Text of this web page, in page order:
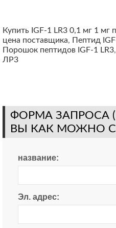
Купить IGF-1 LR3 0,1 мг 1 мг
цена поставщика, Пептид
Порошок пептидов IGF-1 LR3,
ЛР3
ФОРМА ЗАПРОСА
ВЫ КАК МОЖНО
название:
Эл. адрес: